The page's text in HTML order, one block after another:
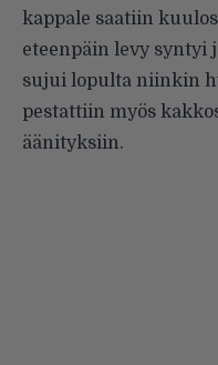
kappale saatiin
eteenpäin levy syntyi
sujui lopulta niinkin
pestattiin myös
äänityksiin.